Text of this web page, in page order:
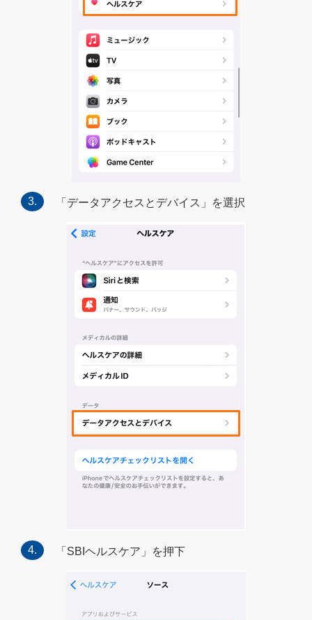
「データアクセスとデバイス」を選択
「SBIヘルスケア」を押下